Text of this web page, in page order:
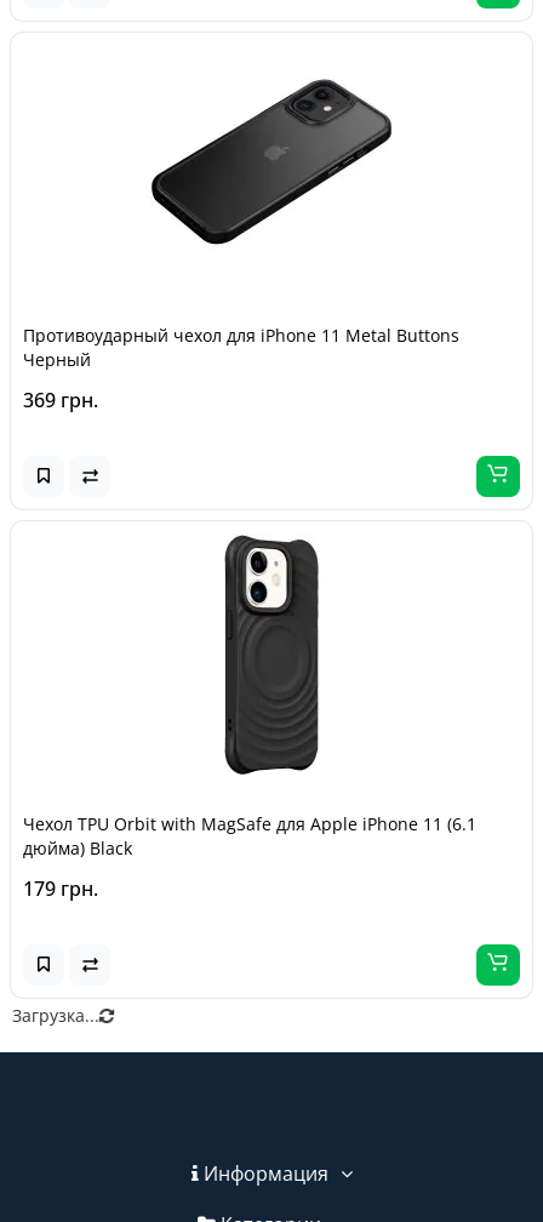
Противоударный чехол для iPhone 11 Metal Buttons
Черный
369 грн.
Чехол TPU Orbit with MagSafe для Apple iPhone 11 (6.1
дюйма) Black
179 грн.
Загрузка...
Информация